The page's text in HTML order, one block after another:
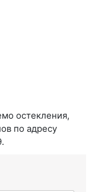
остекления,
по адресу